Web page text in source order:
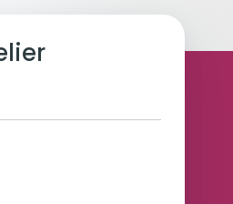
ils importants?